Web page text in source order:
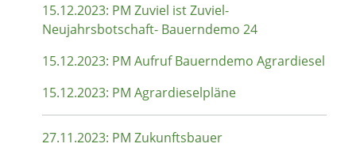
15.12.2023: PM Zuviel ist Zuviel-
Neujahrsbotschaft- Bauerndemo 24
15.12.2023: PM Aufruf Bauerndemo Agrardiesel
15.12.2023: PM Agrardieselpläne
27.11.2023: PM Zukunftsbauer